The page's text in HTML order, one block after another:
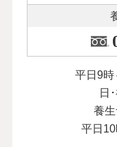
平日9時
日
養生
平日